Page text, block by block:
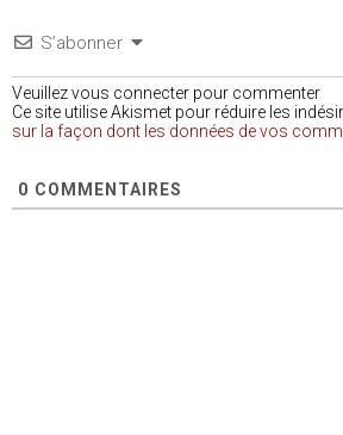
S’abonner
Veuillez vous connecter pour commenter
Ce site utilise Akismet pour réduire les
sur la façon dont les données de vos
0 COMMENTAIRES